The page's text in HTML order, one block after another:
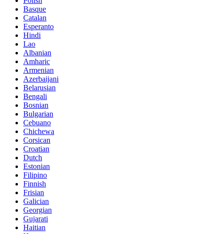
Basque
Catalan
Esperanto
Hindi
Lao
Albanian
Amharic
Armenian
Azerbaijani
Belarusian
Bengali
Bosnian
Bulgarian
Cebuano
Chichewa
Corsican
Croatian
Dutch
Estonian
Filipino
Finnish
Frisian
Galician
Georgian
Gujarati
Haitian